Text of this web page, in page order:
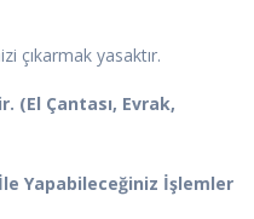
çıkarmak yasaktır.
(El Çantası, Evrak,
Yapabileceğiniz İşlemler